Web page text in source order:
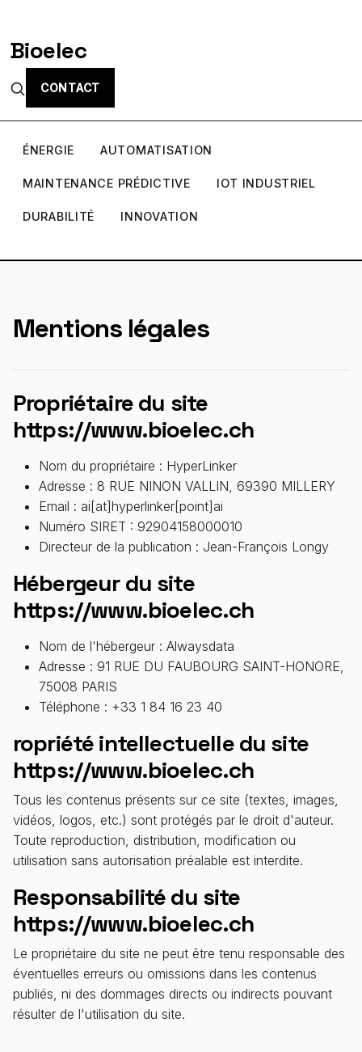
Bioelec
CONTACT
ÉNERGIE AUTOMATISATION
MAINTENANCE PRÉDICTIVE IOT INDUSTRIEL
DURABILITÉ INNOVATION
Mentions légales
Propriétaire du site
https://www.bioelec.ch
Nom du propriétaire : HyperLinker
Adresse : 8 RUE NINON VALLIN, 69390 MILLERY
Email : ai[at]hyperlinker[point]ai
Numéro SIRET : 92904158000010
Directeur de la publication : Jean-François Longy
Hébergeur du site
https://www.bioelec.ch
Nom de l'hébergeur : Alwaysdata
Adresse : 91 RUE DU FAUBOURG SAINT-HONORE,
75008 PARIS
Téléphone : +33 1 84 16 23 40
ropriété intellectuelle du site
https://www.bioelec.ch
Tous les contenus présents sur ce site (textes, images,
vidéos, logos, etc.) sont protégés par le droit d'auteur.
Toute reproduction, distribution, modification ou
utilisation sans autorisation préalable est interdite.
Responsabilité du site
https://www.bioelec.ch
Le propriétaire du site ne peut être tenu responsable des
éventuelles erreurs ou omissions dans les contenus
publiés, ni des dommages directs ou indirects pouvant
résulter de l'utilisation du site.